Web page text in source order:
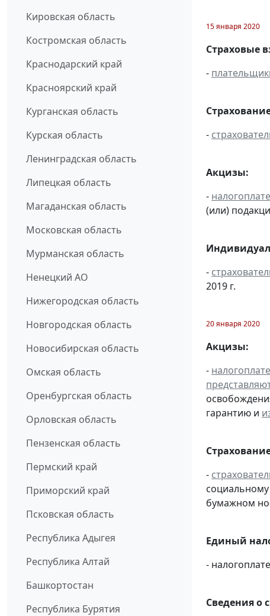
Кировская область
Костромская область
Краснодарский край
Красноярский край
Курганская область
Курская область
Ленинградская область
Липецкая область
Магаданская область
Московская область
Мурманская область
Ненецкий АО
Нижегородская область
Новгородская область
Новосибирская область
Омская область
Оренбургская область
Орловская область
Пензенская область
Пермский край
Приморский край
Псковская область
Республика Адыгея
Республика Алтай
Башкортостан
Республика Бурятия
15 января 2020
Страховые
-
-
Акцизы:
-
(или)
-
2019 г.
20 января 2020
Акцизы:
-
гарантию и
-
бумажном
Единый
-
Сведения о